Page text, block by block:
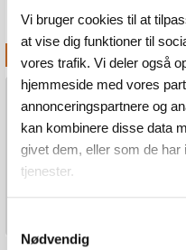
Vi bruger cookies til at
at vise dig funktioner til
vores trafik. Vi deler også
hjemmeside med vores
annonceringspartnere og
kan kombinere disse data
givet dem, eller som de har
tjenester.
Nødvendig
Infrastructure
Willkommen
Glasfaser
Im passiven
Bau mit der Verlegung